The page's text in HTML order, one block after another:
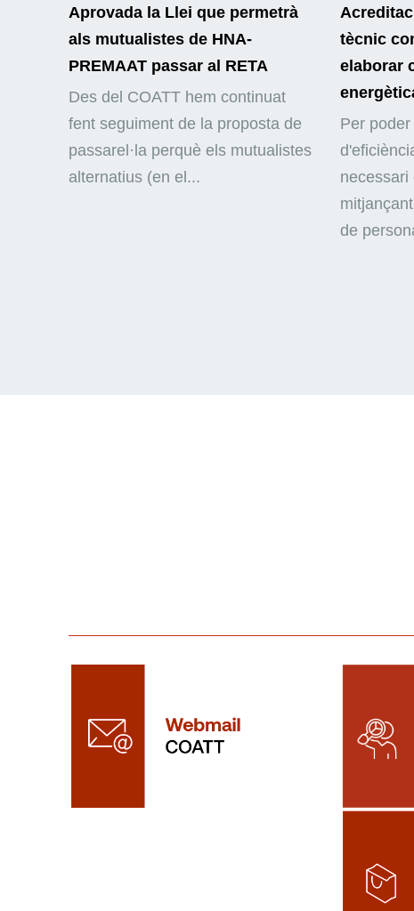
Aprovada la Llei que permetrà
als mutualistes de HNA-
PREMAAT passar al RETA
Des del COATT hem continuat
fent seguiment de la proposta de
passarel·la perquè els mutualistes
alternatius (en el...
tècnic
elaborar
Per
necessari
de